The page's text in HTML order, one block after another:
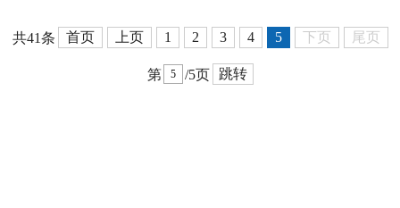
共41条 首页 上页 1 2 3 4 5 下页 尾页
第 /5页 跳转